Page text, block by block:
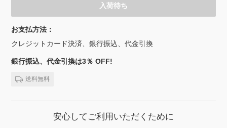
入荷待ち
お支払方法：
クレジットカード決済、銀行振込、代金引換
銀行振込、代金引換は3％ OFF!
送料無料
安心してご利用いただくために